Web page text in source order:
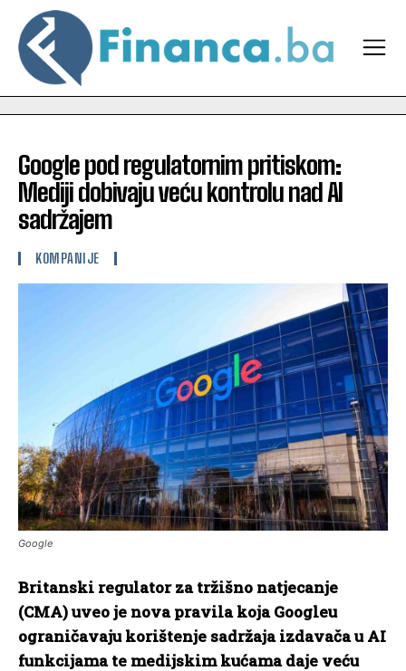
Google pod regulatornim pritiskom:
Mediji dobivaju veću kontrolu nad AI
sadržajem
KOMPANIJE
Google
Britanski regulator za tržišno natjecanje
(CMA) uveo je nova pravila koja Googleu
ograničavaju korištenje sadržaja izdavača u AI
funkcijama te medijskim kućama daje veću